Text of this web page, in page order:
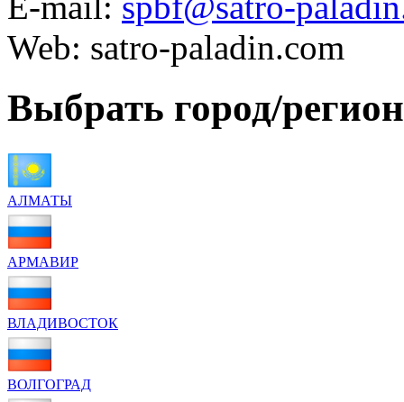
Web: satro-paladin.com
Выбрать город/регион
АЛМАТЫ
АРМАВИР
ВЛАДИВОСТОК
ВОЛГОГРАД